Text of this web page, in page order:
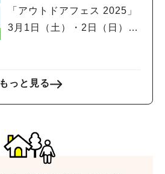
「アウトドアフェス 2025」
3月1日（土）・2日（日）開
も同時開催
もっと見る